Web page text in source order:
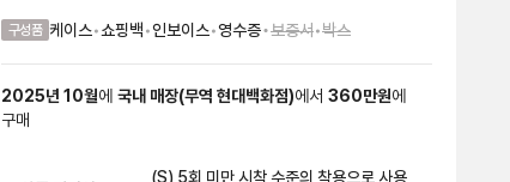
구성품 케이스•쇼핑백•인보이스•영수증•보증서•박스
2025년 10월에 국내 매장(무역 현대백화점)에서 360만원에
구매
(S) 5회 미만 시착 수준의 착용으로 사용